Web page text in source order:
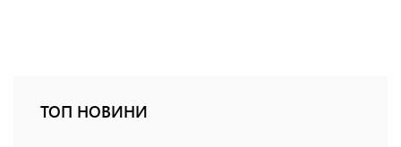
ТОП НОВИНИ